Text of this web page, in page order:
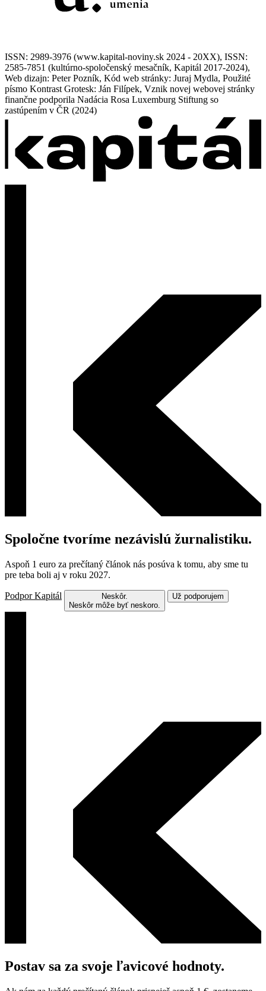
ISSN: 2989-3976 (www.kapital-noviny.sk 2024 - 20XX), ISSN:
2585-7851 (kultúrno-spoločenský mesačník, Kapitál 2017-2024),
Web dizajn: Peter Pozník, Kód web stránky: Juraj Mydla, Použité
písmo Kontrast Grotesk: Ján Filípek, Vznik novej webovej stránky
finančne podporila Nadácia Rosa Luxemburg Stiftung so
zastúpením v ČR (2024)
Spoločne tvoríme nezávislú žurnalistiku.
Aspoň 1 euro za prečítaný článok nás posúva k tomu, aby sme tu
pre teba boli aj v roku 2027.
Podpor Kapitál
Neskôr.
Neskôr môže byť neskoro.
Už podporujem
Postav sa za svoje ľavicové hodnoty.